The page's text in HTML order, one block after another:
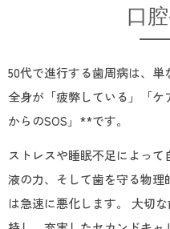
口
50代で進行する歯周病は、
全身が「疲弊している」「
からのSOS」**です。
ストレスや睡眠不足によっ
液の力、そして歯を守る物
は急速に悪化します。 大切